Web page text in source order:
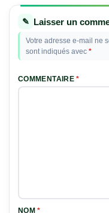
Laisser un
Votre adresse e-mail ne
sont indiqués avec *
COMMENTAIRE*
NOM*